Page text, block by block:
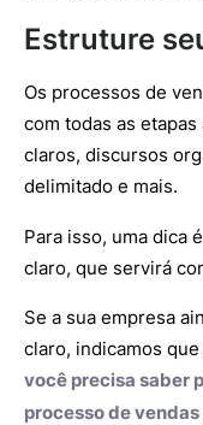
Estruture
Os processos de
com todas as
claros, discursos
delimitado e mais.
Para isso, uma dica
claro, que servirá
Se a sua empresa
claro, indicamos
você precisa saber
processo de vendas